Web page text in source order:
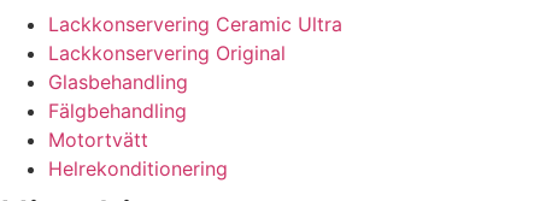
Lackkonservering Ceramic Ultra
Lackkonservering Original
Glasbehandling
Fälgbehandling
Motortvätt
Helrekonditionering